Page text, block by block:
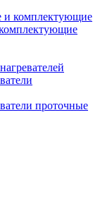
и комплектующие
проточные